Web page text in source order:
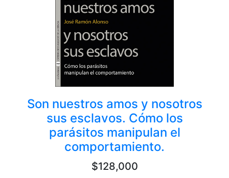
Son nuestros amos y nosotros
sus esclavos. Cómo los
parásitos manipulan el
comportamiento.
$128,000